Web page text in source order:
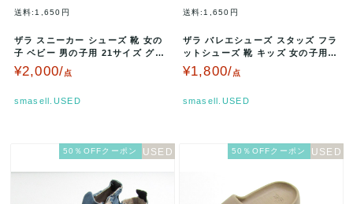
送料:1,650円
ザラ スニーカー シューズ 靴 女の
子 ベビー 男の子用 21サイズ グレ
ー ZARA 【中古】
¥2,000/点
smasell.USED
送料:1,650円
ザラ バレエシューズ スタッズ フラ
ットシューズ 靴 キッズ 女の子用 3
1サイズ ベージュ/シルバ…
¥1,800/点
smasell.USED
50％OFFクーポン 50％OFFクーポン